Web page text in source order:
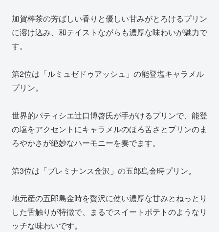
加賀棒茶の芳ばしい香りと優しい甘みがとろけるプリン
に溶け込み、和テイストながらも濃厚な味わいが魅力で
す。
第2位は「ルミュゼドゥアッシュ」の能登塩キャラメル
プリン。
世界的パティシエ辻口博啓氏が手がけるプリンで、能登
の塩をアクセントにキャラメルのほろ苦さとプリンのま
ろやかさが絶妙なハーモニーを奏でます。
第3位は「プレミナンス金沢」の五郎島金時プリン。
地元産の五郎島金時を贅沢に使い濃厚な甘みとねっとり
した舌触りが特徴で、まるでスイートポテトのようなリ
ッチな味わいです。